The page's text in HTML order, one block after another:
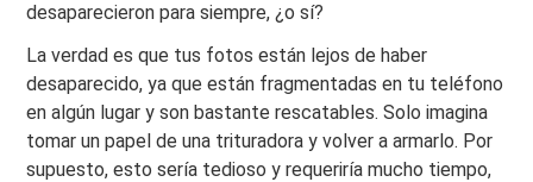
desaparecieron para siempre, ¿o sí?
La verdad es que tus fotos están lejos de haber
desaparecido, ya que están fragmentadas en tu teléfono
en algún lugar y son bastante rescatables. Solo imagina
tomar un papel de una trituradora y volver a armarlo. Por
supuesto, esto sería tedioso y requeriría mucho tiempo,